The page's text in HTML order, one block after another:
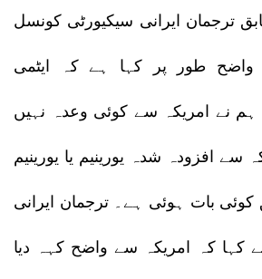
ترجمان ایرانی سیکیورٹی کونسل
واضح طور پر کہا ہے کہ ایٹمی
ہم نے امریکہ سے کوئی وعدہ نہیں
سے افزودہ شدہ یورینیم یا یورینیم
کوئی بات ہوئی ہے۔ ترجمان ایرانی
کہا کہ امریکہ سے واضح کہہ دیا